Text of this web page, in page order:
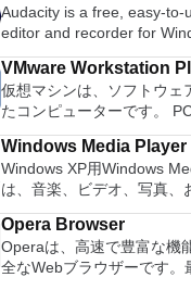
Audacity is a free, easy-to-
editor and recorder for
OS X, GNU/Linux and
systems. You can use
Record live audio. Convert tapes and
records into digital
Edit Ogg Vorbis, MP3,
sound files. Cut, copy, splice or mix
sounds together. Change the speed or
pitch of a recording. Add
with LADSPA
VMware Workstation
仮想マシンは、ソフトウェ
たコンピューターです。
するようなものです。 こ
クトップ仮想化ソフトウェ
ションにより、VMware
VMware Fusion、VMware
はVMware ESXで作成され
を簡単に操作できます。 主
のとおりです。 1台のPCで複数のオペ
レーティングシステムを同
Windows Media Player
Windows XP用Windows
は、音楽、ビデオ、写真、
たテレビ番組などすべてを
む最適な機能を搭載してい
生、表示、外出先で楽しむ
ブル デバイスとの同期、
Opera Browser
Operaは、高速で豊富な機
全なWebブラウザーです。